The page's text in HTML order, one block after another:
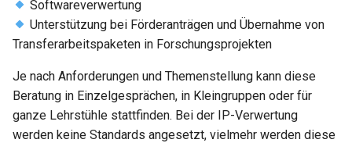
Softwareverwertung
Unterstützung bei Förderanträgen und Übernahme von
Transferarbeitspaketen in Forschungsprojekten
Je nach Anforderungen und Themenstellung kann diese
Beratung in Einzelgesprächen, in Kleingruppen oder für
ganze Lehrstühle stattfinden. Bei der IP-Verwertung
werden keine Standards angesetzt, vielmehr werden diese